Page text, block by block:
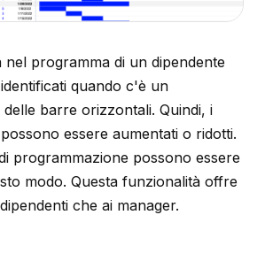
nel programma di un dipendente
quando c'è un
barre orizzontali. Quindi, i
essere aumentati o ridotti.
programmazione possono essere
modo. Questa funzionalità offre
che ai manager.